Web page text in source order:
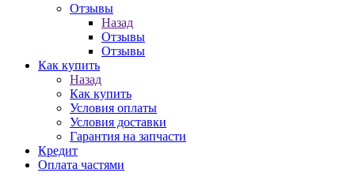
Отзывы
Назад
Отзывы
Отзывы
Как купить
Назад
Как купить
Условия оплаты
Условия доставки
Гарантия на запчасти
Кредит
Оплата частями